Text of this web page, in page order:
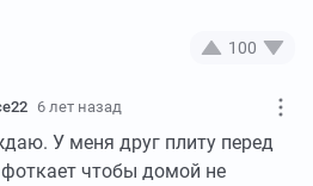
100
6 лет назад
У меня друг плиту перед
чтобы домой не